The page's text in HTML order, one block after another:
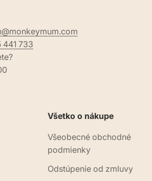
733
Všetko o nákupe
Všeobecné obchodné
podmienky
Odstúpenie od zmluvy